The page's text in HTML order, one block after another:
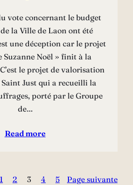
vote concernant le budget
la Ville de Laon ont été
une déception car le projet
Suzanne Noël » finit à la
le projet de valorisation
Just qui a recueilli la
porté par le Groupe
de…
Read more
1 2 3 4 5 Page suivante